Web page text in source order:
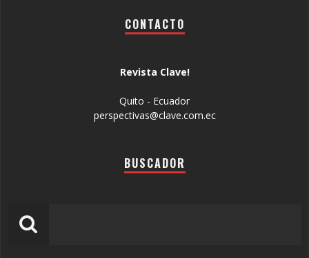
CONTACTO
Revista Clave!
Quito - Ecuador
perspectivas@clave.com.ec
BUSCADOR